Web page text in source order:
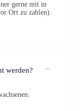
gerne mit in
Ort zu zahlen).
werden?